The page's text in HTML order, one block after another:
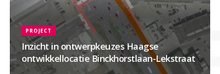
Inzicht in ontwerpkeuzes Haagse
ontwikkellocatie Binckhorstlaan-Lekstraat
PROJECT